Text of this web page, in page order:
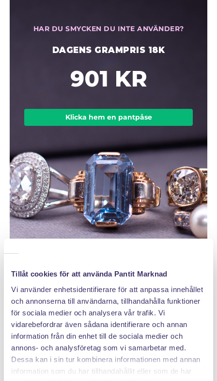
Tillåt cookies för att använda Pantit Marknad
Vi använder enhetsidentifierare för att anpassa innehållet
och annonserna till användarna, tillhandahålla funktioner
för sociala medier och analysera vår trafik. Vi
vidarebefordrar även sådana identifierare och annan
information från din enhet till de sociala medier och
annons- och analysföretag som vi samarbetar med.
Dessa kan i sin tur kombinera informationen med annan
information som du har tillhandahållit eller som de har
HAR DU SMYCKEN DU INTE ANVÄNDER?
DAGENS GRAMPRIS 18K
901 KR
Klicka hem en pantpåse
DÄRFÖR SÄLJER DU MED PANTIT